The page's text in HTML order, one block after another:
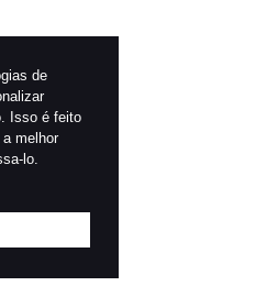
de
Isso é feito
melhor
lo.